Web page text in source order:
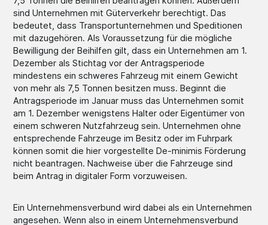
sind Unternehmen mit Güterverkehr berechtigt. Das
bedeutet, dass Transportunternehmen und Speditionen
mit dazugehören. Als Voraussetzung für die mögliche
Bewilligung der Beihilfen gilt, dass ein Unternehmen am 1.
Dezember als Stichtag vor der Antragsperiode
mindestens ein schweres Fahrzeug mit einem Gewicht
von mehr als 7,5 Tonnen besitzen muss. Beginnt die
Antragsperiode im Januar muss das Unternehmen somit
am 1. Dezember wenigstens Halter oder Eigentümer von
einem schweren Nutzfahrzeug sein. Unternehmen ohne
entsprechende Fahrzeuge im Besitz oder im Fuhrpark
können somit die hier vorgestellte De-minimis Förderung
nicht beantragen. Nachweise über die Fahrzeuge sind
beim Antrag in digitaler Form vorzuweisen.
Ein Unternehmensverbund wird dabei als ein Unternehmen
angesehen. Wenn also in einem Unternehmensverbund